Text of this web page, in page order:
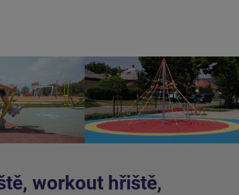
workout hřiště,